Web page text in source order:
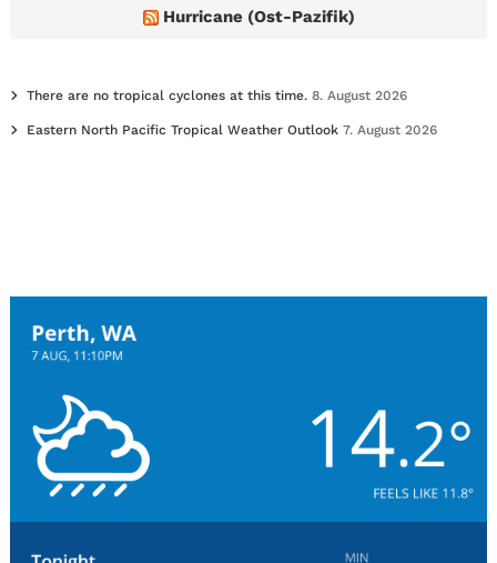
Hurricane (Ost-Pazifik)
There are no tropical cyclones at this time. 8. August 2026
Eastern North Pacific Tropical Weather Outlook 7. August 2026